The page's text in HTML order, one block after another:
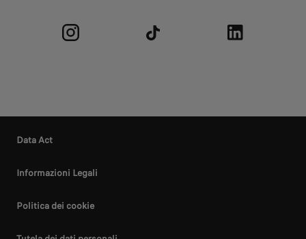
Data Act
Informazioni Legali
Politica dei cookie